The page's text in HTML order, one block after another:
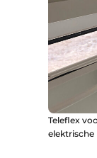
Teleflex
elektrische